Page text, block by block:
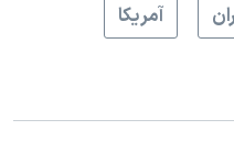
آمريکا